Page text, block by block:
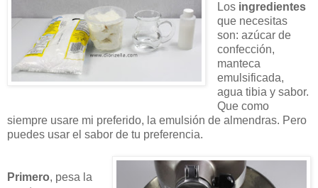
Los ingredientes
que necesitas
son: azúcar de
confección,
manteca
emulsificada,
agua tibia y sabor.
Que como
siempre usare mi preferido, la emulsión de almendras. Pero
puedes usar el sabor de tu preferencia.
Primero, pesa la